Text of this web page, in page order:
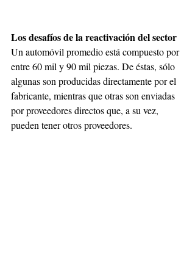
Los desafíos de la reactivación del sector
Un automóvil promedio está compuesto por
entre 60 mil y 90 mil piezas. De éstas, sólo
algunas son producidas directamente por el
fabricante, mientras que otras son enviadas
por proveedores directos que, a su vez,
pueden tener otros proveedores.